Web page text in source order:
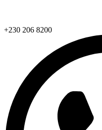
+230 206 8200